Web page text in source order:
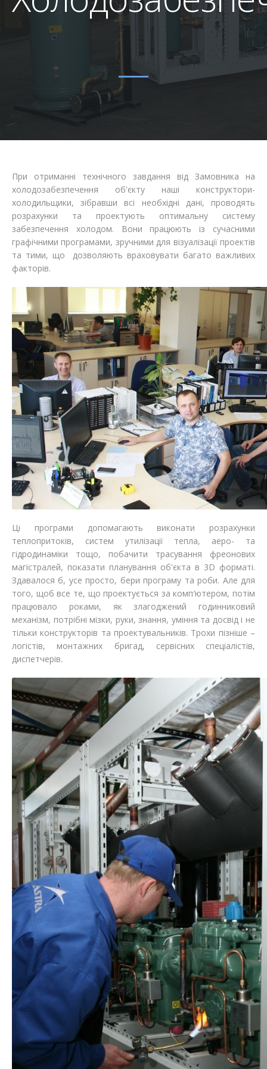
Ліцензії, сертифікати, дипломи
Модернізація
При отриманні технічного завдання від Замовника на
холодозабезпечення об'єкту наші конструктори-
холодильщики, зібравши всі необхідні дані, проводять
розрахунки та проектують оптимальну систему
забезпечення холодом. Вони працюють із сучасними
графічними програмами, зручними для візуалізації проектів
та тими, що дозволяють враховувати багато важливих
факторів.
Ці програми допомагають виконати розрахунки
теплопритоків, систем утилізації тепла, аеро- та
гідродинаміки тощо, побачити трасування фреонових
магістралей, показати планування об'єкта в 3D форматі.
Здавалося б, усе просто, бери програму та роби. Але для
того, щоб все те, що проектується за комп′ютером, потім
працювало роками, як злагоджений годинниковий
механізм, потрібні мізки, руки, знання, уміння та досвід і не
тільки конструкторів та проектувальників. Трохи пізніше –
логістів, монтажних бригад, сервісних спеціалістів,
диспетчерів.